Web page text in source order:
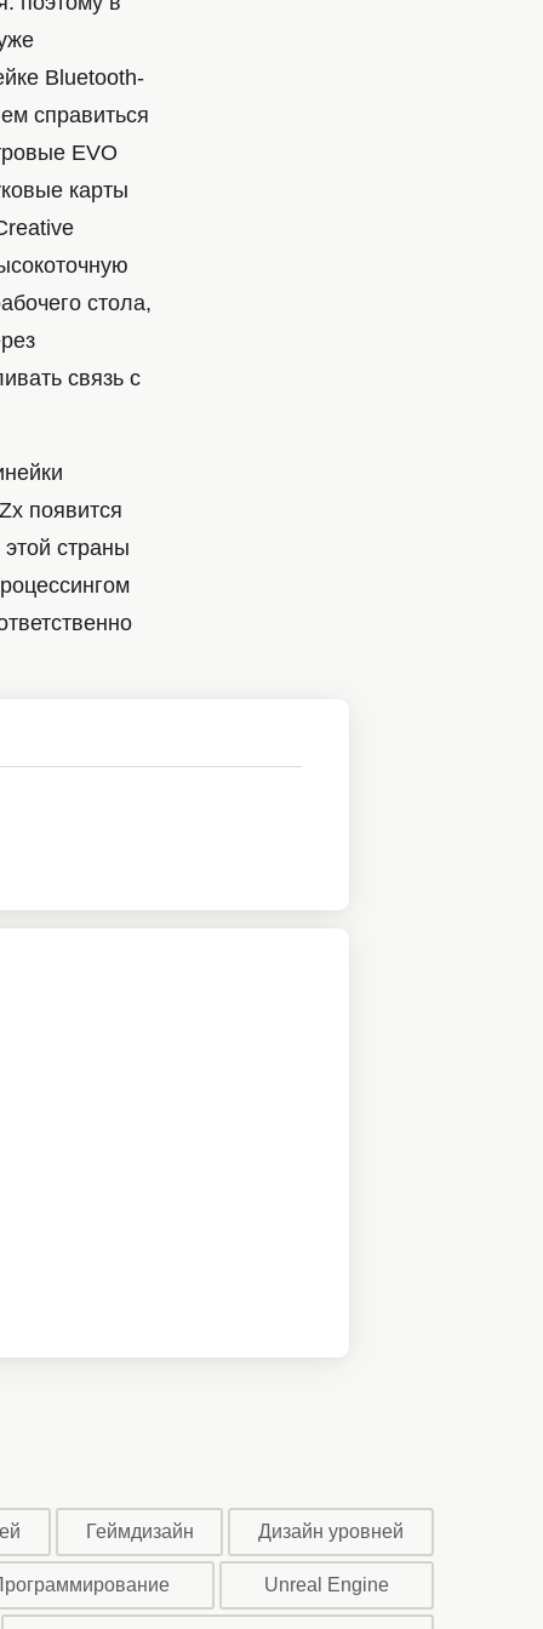
Bluetooth-
справиться
EVO
карты
стола,
связь с
появится
страны
Геймдизайн Дизайн уровней
Unreal Engine